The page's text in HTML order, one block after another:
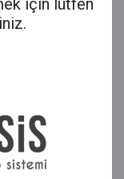
için lütfen